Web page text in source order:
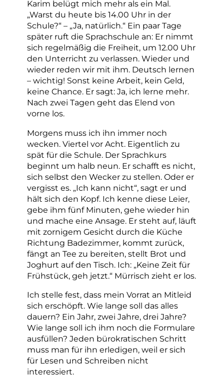
Karim belügt mich mehr als ein Mal.
„Warst du heute bis 14.00 Uhr in der
Schule?“ – „Ja, natürlich.“ Ein paar Tage
später ruft die Sprachschule an: Er nimmt
sich regelmäßig die Freiheit, um 12.00 Uhr
den Unterricht zu verlassen. Wieder und
wieder reden wir mit ihm. Deutsch lernen
– wichtig! Sonst keine Arbeit, kein Geld,
keine Chance. Er sagt: Ja, ich lerne mehr.
Nach zwei Tagen geht das Elend von
vorne los.
Morgens muss ich ihn immer noch
wecken. Viertel vor Acht. Eigentlich zu
spät für die Schule. Der Sprachkurs
beginnt um halb neun. Er schafft es nicht,
sich selbst den Wecker zu stellen. Oder er
vergisst es. „Ich kann nicht“, sagt er und
hält sich den Kopf. Ich kenne diese Leier,
gebe ihm fünf Minuten, gehe wieder hin
und mache eine Ansage. Er steht auf, läuft
mit zornigem Gesicht durch die Küche
Richtung Badezimmer, kommt zurück,
fängt an Tee zu bereiten, stellt Brot und
Joghurt auf den Tisch. Ich: „Keine Zeit für
Frühstück, geh jetzt.“ Mürrisch zieht er los.
Ich stelle fest, dass mein Vorrat an Mitleid
sich erschöpft. Wie lange soll das alles
dauern? Ein Jahr, zwei Jahre, drei Jahre?
Wie lange soll ich ihm noch die Formulare
ausfüllen? Jeden bürokratischen Schritt
muss man für ihn erledigen, weil er sich
für Lesen und Schreiben nicht
interessiert.